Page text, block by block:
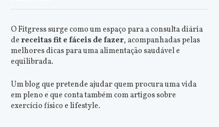
O Fitgress surge como um espaço para a consulta diária
dereceitas fit e fáceis de fazer, acompanhadas pelas
melhores dicas para uma alimentação saudável e
equilibrada.
Um blog que pretende ajudar quem procura uma vida
em pleno e que conta também com artigos sobre
exercício físico e lifestyle.